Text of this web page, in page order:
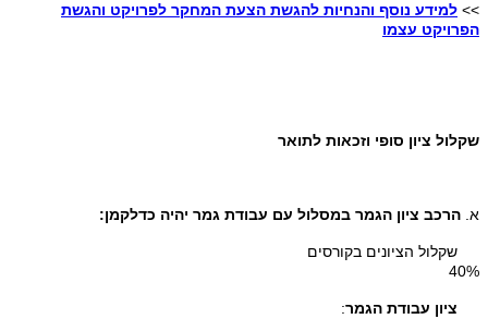
>> למידע נוסף והנחיות להגשת הצעת המחקר לפרויקט והגשת
הפרויקט עצמו
שקלול ציון סופי וזכאות לתואר
א. הרכב ציון הגמר במסלול עם עבודת גמר יהיה כדלקמן:
שקלול הציונים בקורסים
40%
ציון עבודת הגמר: